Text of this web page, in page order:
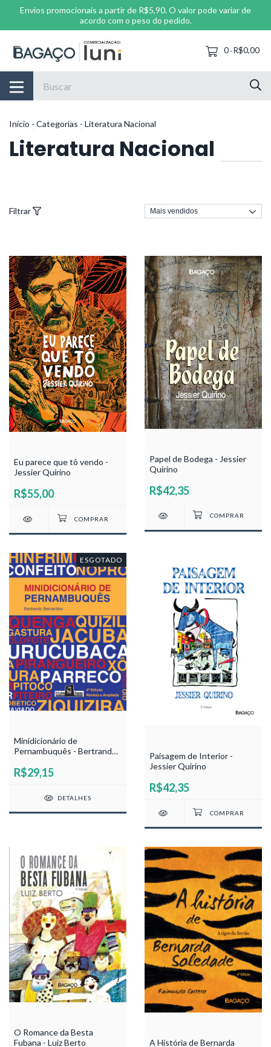
Envios promocionais a partir de R$5,90. O valor pode variar de
acordo com o peso do pedido.
0-R$0,00
Início - Categorias - Literatura Nacional
Literatura Nacional
Filtrar
Eu parece que tô vendo -
Jessier Quirino
R$55,00
Papel de Bodega - Jessier
Quirino
R$42,35
ESGOTADO
Minidicionário de
Pernambuquês - Bertrando
R$29,15
DETALHES
Paisagem de Interior -
Jessier Quirino
R$42,35
O Romance da Besta
Fubana - Luiz Berto
A História de Bernarda